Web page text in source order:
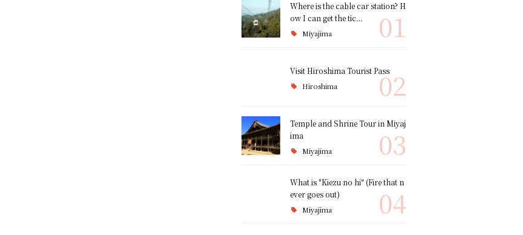
Where is the cable car station? H
ow I can get the tic…
Miyajima 01
Visit Hiroshima Tourist Pass
Hiroshima 02
Temple and Shrine Tour in Miyaj
ima
Miyajima 03
What is "Kiezu no hi" (Fire that n
ever goes out)
Miyajima 04